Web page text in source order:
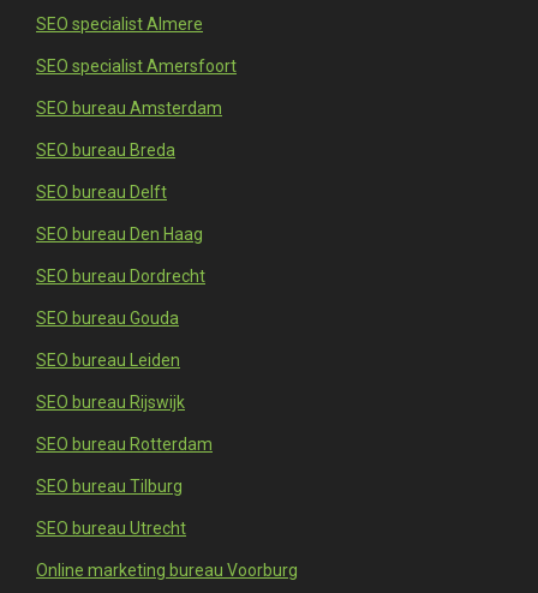
SEO specialist Almere
SEO specialist Amersfoort
SEO bureau Amsterdam
SEO bureau Breda
SEO bureau Delft
SEO bureau Den Haag
SEO bureau Dordrecht
SEO bureau Gouda
SEO bureau Leiden
SEO bureau Rijswijk
SEO bureau Rotterdam
SEO bureau Tilburg
SEO bureau Utrecht
Online marketing bureau Voorburg